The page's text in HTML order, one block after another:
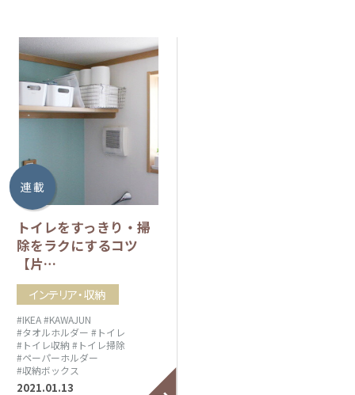
連 載
トイレをすっきり・掃
除をラクにするコツ
【片…
インテリア・収納
#IKEA#KAWAJUN
#タオルホルダー #トイレ
#トイレ収納 #トイレ掃除
#ペーパーホルダー
#収納ボックス
2021.01.13